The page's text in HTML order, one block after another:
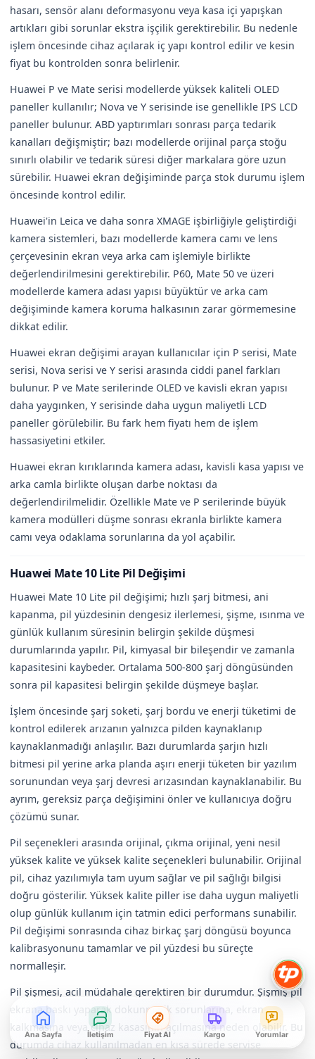
hasarı, sensör alanı deformasyonu veya kasa içi yapışkan
artıkları gibi sorunlar ekstra işçilik gerektirebilir. Bu nedenle
işlem öncesinde cihaz açılarak iç yapı kontrol edilir ve kesin
fiyat bu kontrolden sonra belirlenir.
Huawei P ve Mate serisi modellerde yüksek kaliteli OLED
paneller kullanılır; Nova ve Y serisinde ise genellikle IPS LCD
paneller bulunur. ABD yaptırımları sonrası parça tedarik
kanalları değişmiştir; bazı modellerde orijinal parça stoğu
sınırlı olabilir ve tedarik süresi diğer markalara göre uzun
sürebilir. Huawei ekran değişiminde parça stok durumu işlem
öncesinde kontrol edilir.
Huawei'in Leica ve daha sonra XMAGE işbirliğiyle geliştirdiği
kamera sistemleri, bazı modellerde kamera camı ve lens
çerçevesinin ekran veya arka cam işlemiyle birlikte
değerlendirilmesini gerektirebilir. P60, Mate 50 ve üzeri
modellerde kamera adası yapısı büyüktür ve arka cam
değişiminde kamera koruma halkasının zarar görmemesine
dikkat edilir.
Huawei ekran değişimi arayan kullanıcılar için P serisi, Mate
serisi, Nova serisi ve Y serisi arasında ciddi panel farkları
bulunur. P ve Mate serilerinde OLED ve kavisli ekran yapısı
daha yaygınken, Y serisinde daha uygun maliyetli LCD
paneller görülebilir. Bu fark hem fiyatı hem de işlem
hassasiyetini etkiler.
Huawei ekran kırıklarında kamera adası, kavisli kasa yapısı ve
arka camla birlikte oluşan darbe noktası da
değerlendirilmelidir. Özellikle Mate ve P serilerinde büyük
kamera modülleri düşme sonrası ekranla birlikte kamera
camı veya odaklama sorunlarına da yol açabilir.
Huawei Mate 10 Lite Pil Değişimi
Huawei Mate 10 Lite pil değişimi; hızlı şarj bitmesi, ani
kapanma, pil yüzdesinin dengesiz ilerlemesi, şişme, ısınma ve
günlük kullanım süresinin belirgin şekilde düşmesi
durumlarında yapılır. Pil, kimyasal bir bileşendir ve zamanla
kapasitesini kaybeder. Ortalama 500-800 şarj döngüsünden
sonra pil kapasitesi belirgin şekilde düşmeye başlar.
İşlem öncesinde şarj soketi, şarj bordu ve enerji tüketimi de
kontrol edilerek arızanın yalnızca pilden kaynaklanıp
kaynaklanmadığı anlaşılır. Bazı durumlarda şarjın hızlı
bitmesi pil yerine arka planda aşırı enerji tüketen bir yazılım
sorunundan veya şarj devresi arızasından kaynaklanabilir. Bu
ayrım, gereksiz parça değişimini önler ve kullanıcıya doğru
çözümü sunar.
Pil seçenekleri arasında orijinal, çıkma orijinal, yeni nesil
yüksek kalite ve yüksek kalite seçenekleri bulunabilir. Orijinal
pil, cihaz yazılımıyla tam uyum sağlar ve pil sağlığı bilgisi
doğru gösterilir. Yüksek kalite piller ise daha uygun maliyetli
olup günlük kullanım için tatmin edici performans sunabilir.
Pil değişimi sonrasında cihaz birkaç şarj döngüsü boyunca
kalibrasyonunu tamamlar ve pil yüzdesi bu süreçte
normalleşir.
Pil şişmesi, acil müdahale gerektiren bir durumdur. Şişmiş pil
ekrana baskı yaparak dokunmatik sorunlarına, ekran
kalkmasına veya cihaz kasasının açılmasına neden olabilir. Bu
durumda cihaz kullanılmadan en kısa sürede servise
Ana Sayfa İletişim Fiyat Al Kargo Yorumlar